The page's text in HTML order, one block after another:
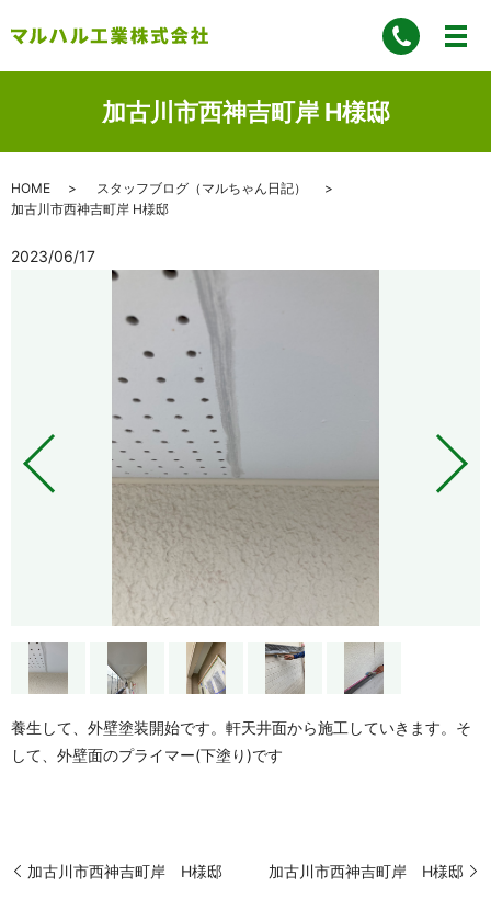
加古川市西神吉町岸 H様邸
HOME
スタッフブログ（マルちゃん日記）
加古川市西神吉町岸 H様邸
2023/06/17
養生して、外壁塗装開始です。軒天井面から施工していきます。そ
して、外壁面のプライマー(下塗り)です
加古川市西神吉町岸 H様邸 加古川市西神吉町岸 H様邸